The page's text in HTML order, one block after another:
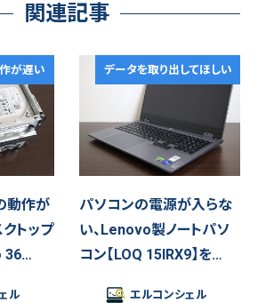
関連記事
が遅い
動作が
トップ
36…
ル
データを取り出してほしい
パソコンの電源が入らな
い、Lenovo製ノートパソ
コン【LOQ 15IRX9】を…
エルコンシェル